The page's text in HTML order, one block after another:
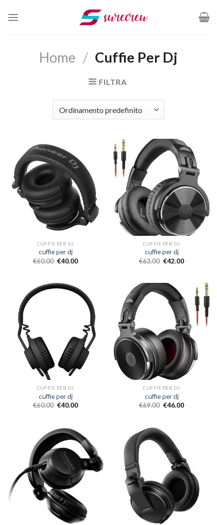
Home / Cuffie Per Dj
FILTRA
CUFFIE PER DJ
cuffie per dj
€60.00 €40.00
CUFFIE PER DJ
cuffie per dj
€63.00 €42.00
CUFFIE PER DJ
cuffie per dj
€60.00 €40.00
CUFFIE PER DJ
cuffie per dj
€69.00 €46.00